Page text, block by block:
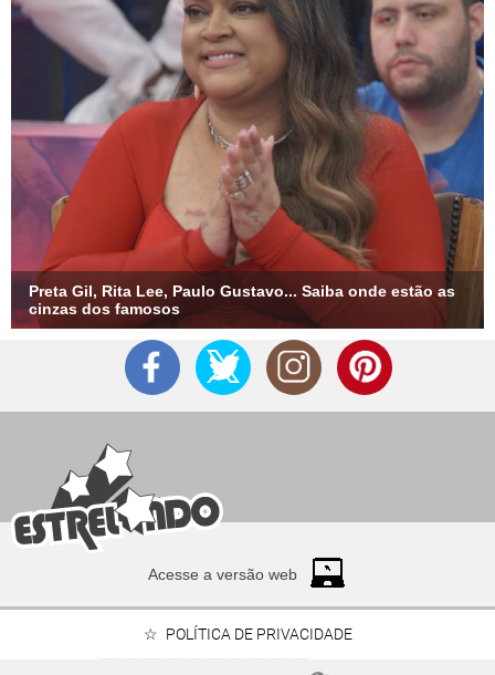
Preta Gil, Rita Lee, Paulo Gustavo... Saiba onde estão as
cinzas dos famosos
Acesse a versão web
POLÍTICA DE PRIVACIDADE